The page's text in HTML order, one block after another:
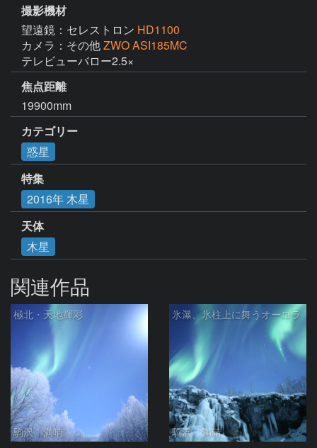
撮影機材
望遠鏡：セレストロン HD1100
カメラ：その他ZWO ASI185MC
テレビューバロー2.5×
焦点距離
19900mm
カテゴリー
惑星
特集
2016年 木星
天体
木星
関連作品
極北・天地輝彩
駒沢 満晴
氷瀑、氷柱上に舞うオーロラ
駒沢 満晴